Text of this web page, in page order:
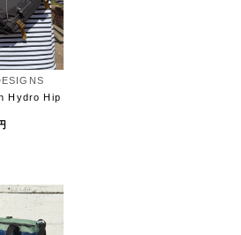
Hydro Hip